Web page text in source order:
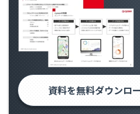
資料を無料ダウンロ